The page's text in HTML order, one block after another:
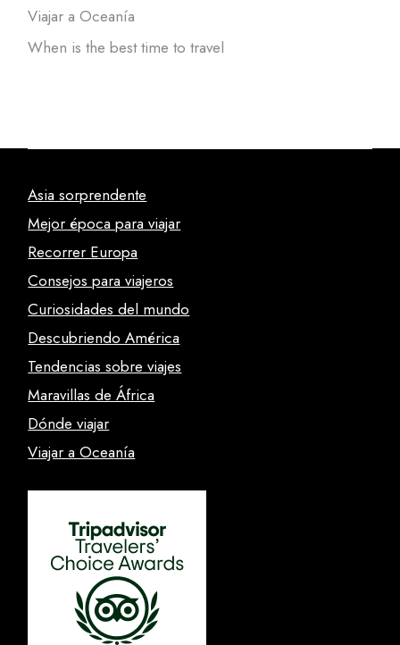
Viajar a Oceanía
When is the best time to travel
Asia sorprendente
Mejor época para viajar
Recorrer Europa
Consejos para viajeros
Curiosidades del mundo
Descubriendo América
Tendencias sobre viajes
Maravillas de África
Dónde viajar
Viajar a Oceanía